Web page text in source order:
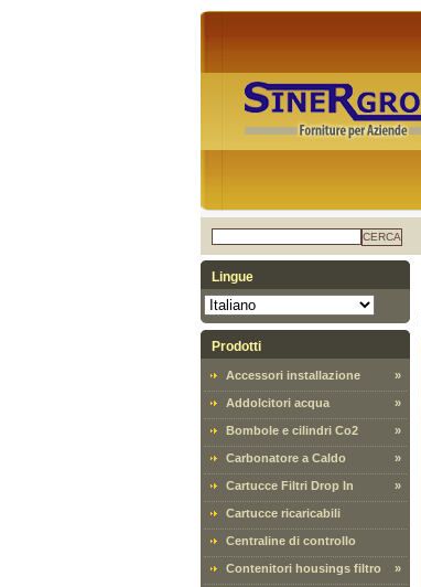
CERCA
Lingue
Prodotti
Accessori installazione »
Addolcitori acqua »
Bombole e cilindri Co2 »
Carbonatore a Caldo »
Cartucce Filtri Drop In »
Cartucce ricaricabili
Centraline di controllo
Contenitori housings filtro »